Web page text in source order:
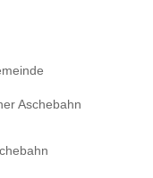
Aschebahn